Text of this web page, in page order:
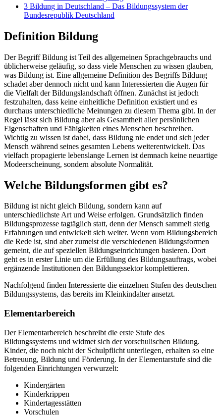
3 Bildung in Deutschland – Das Bildungssystem der
Bundesrepublik Deutschland
Definition Bildung
Der Begriff Bildung ist Teil des allgemeinen Sprachgebrauchs und
üblicherweise geläufig, so dass viele Menschen zu wissen glauben,
was Bildung ist. Eine allgemeine Definition des Begriffs Bildung
schadet aber dennoch nicht und kann Interessierten die Augen für
die Vielfalt der Bildungslandschaft öffnen. Zunächst ist jedoch
festzuhalten, dass keine einheitliche Definition existiert und es
durchaus unterschiedliche Meinungen zu diesem Thema gibt. In der
Regel lässt sich Bildung aber als Gesamtheit aller persönlichen
Eigenschaften und Fähigkeiten eines Menschen beschreiben.
Wichtig zu wissen ist dabei, dass Bildung nie endet und sich jeder
Mensch während seines gesamten Lebens weiterentwickelt. Das
vielfach propagierte lebenslange Lernen ist demnach keine neuartige
Modeerscheinung, sondern absolute Normalität.
Welche Bildungsformen gibt es?
Bildung ist nicht gleich Bildung, sondern kann auf
unterschiedlichste Art und Weise erfolgen. Grundsätzlich finden
Bildungsprozesse tagtäglich statt, denn der Mensch sammelt stetig
Erfahrungen und entwickelt sich weiter. Wenn vom Bildungsbereich
die Rede ist, sind aber zumeist die verschiedenen Bildungsformen
gemeint, die auf speziellen Bildungseinrichtungen basieren. Dort
geht es in erster Linie um die Erfüllung des Bildungsauftrags, wobei
ergänzende Institutionen den Bildungssektor komplettieren.
Nachfolgend finden Interessierte die einzelnen Stufen des deutschen
Bildungssystems, das bereits im Kleinkindalter ansetzt.
Elementarbereich
Der Elementarbereich beschreibt die erste Stufe des
Bildungssystems und widmet sich der vorschulischen Bildung.
Kinder, die noch nicht der Schulpflicht unterliegen, erhalten so eine
Betreuung, Bildung und Förderung. In der Elementarstufe sind die
folgenden Einrichtungen verwurzelt:
Kindergärten
Kinderkrippen
Kindertagesstätten
Vorschulen